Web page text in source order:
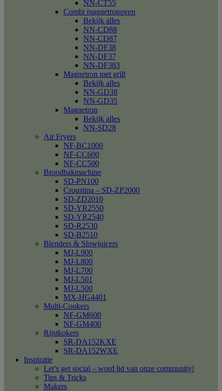
NN-CT55
Combi magnetronoven
Bekijk alles
NN-CD88
NN-CD87
NN-DF38
NN-DF37
NN-DF383
Magnetron met grill
Bekijk alles
NN-GD38
NN-GD35
Magnetron
Bekijk alles
NN-SD28
Air Fryers
NF-BC1000
NF-CC600
NF-CC500
Broodbakmachine
SD-PN100
Croustina – SD-ZP2000
SD-ZD2010
SD-YR2550
SD-YR2540
SD-R2530
SD-B2510
Blenders & Slowjuicers
MJ-L900
MJ-L800
MJ-L700
MJ-L501
MJ-L500
MX-HG4401
Multi-Cookers
NF-GM600
NF-GM400
Rijstkokers
SR-DA152KXE
SR-DA152WXE
Inspiratie
Let’s get social – word lid van onze community!
Tips & Tricks
Makers